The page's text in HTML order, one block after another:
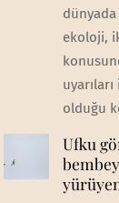
ekoloji,
olduğu
Ufku